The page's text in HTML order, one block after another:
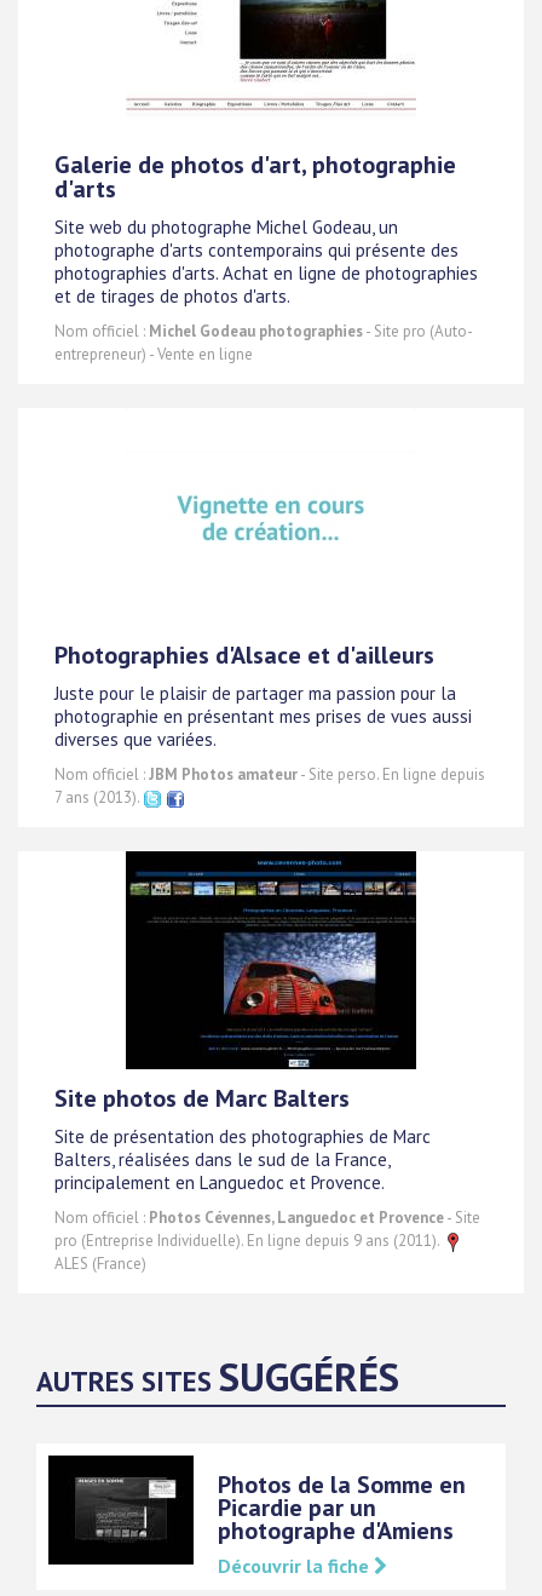
Galerie de photos d'art, photographie
d'arts
Site web du photographe Michel Godeau, un
photographe d'arts contemporains qui présente des
photographies d'arts. Achat en ligne de photographies
et de tirages de photos d'arts.
Nom officiel : Michel Godeau photographies- Site pro (Auto-
entrepreneur) - Vente en ligne
Photographies d'Alsace et d'ailleurs
Juste pour le plaisir de partager ma passion pour la
photographie en présentant mes prises de vues aussi
diverses que variées.
Nom officiel :JBM Photos amateur- Site perso. En ligne depuis
7 ans (2013).
Site photos de Marc Balters
Site de présentation des photographies de Marc
Balters, réalisées dans le sud de la France,
principalement en Languedoc et Provence.
Nom officiel : Photos Cévennes, Languedoc et Provence- Site
pro (Entreprise Individuelle). En ligne depuis 9 ans (2011).
ALES (France)
AUTRES SITES SUGGÉRÉS
Photos de la Somme en
Picardie par un
photographe d'Amiens
Découvrir la fiche